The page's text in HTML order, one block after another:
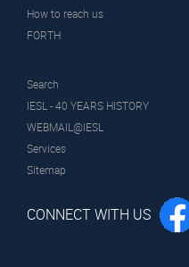
How to reach us
FORTH
Search
IESL - 40 YEARS HISTORY
WEBMAIL@IESL
Services
Sitemap
CONNECT WITH US